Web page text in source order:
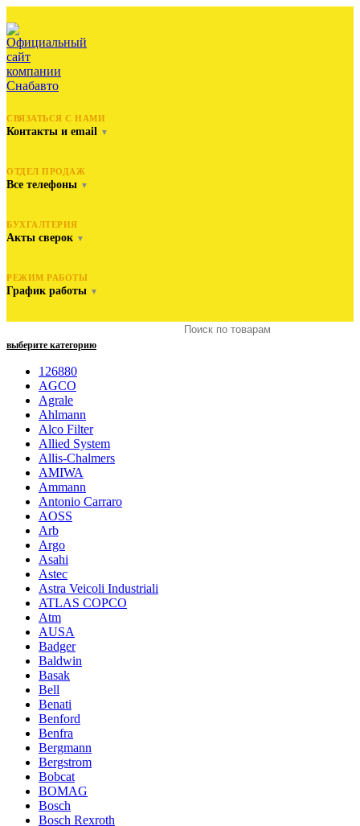
СВЯЗАТЬСЯ С НАМИ
Контакты и email ▼
ОТДЕЛ ПРОДАЖ
Все телефоны ▼
БУХГАЛТЕРИЯ
Акты сверок ▼
РЕЖИМ РАБОТЫ
График работы ▼
выберите категорию
126880
AGCO
Agrale
Ahlmann
Alco Filter
Allied System
Allis-Chalmers
AMIWA
Ammann
Antonio Carraro
AOSS
Arb
Argo
Asahi
Astec
Astra Veicoli Industriali
ATLAS COPCO
Atm
AUSA
Badger
Baldwin
Basak
Bell
Benati
Benford
Benfra
Bergmann
Bergstrom
Bobcat
BOMAG
Bosch
Bosch Rexroth